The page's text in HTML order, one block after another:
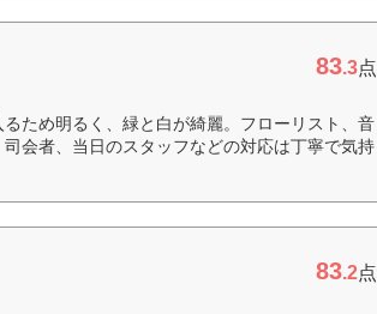
83.3点
ため明るく、緑と白が綺麗。フローリスト、音
会者、当日のスタッフなどの対応は丁寧で気持
83.2点